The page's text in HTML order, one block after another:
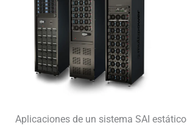
Aplicaciones de un sistema SAI estático